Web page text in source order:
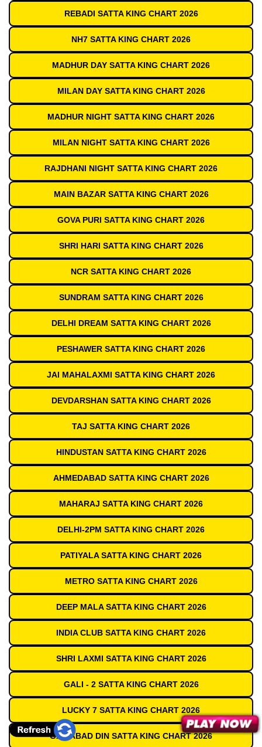
REBADI SATTA KING CHART 2026
NH7 SATTA KING CHART 2026
MADHUR DAY SATTA KING CHART 2026
MILAN DAY SATTA KING CHART 2026
MADHUR NIGHT SATTA KING CHART 2026
MILAN NIGHT SATTA KING CHART 2026
RAJDHANI NIGHT SATTA KING CHART 2026
MAIN BAZAR SATTA KING CHART 2026
GOVA PURI SATTA KING CHART 2026
SHRI HARI SATTA KING CHART 2026
NCR SATTA KING CHART 2026
SUNDRAM SATTA KING CHART 2026
DELHI DREAM SATTA KING CHART 2026
PESHAWER SATTA KING CHART 2026
JAI MAHALAXMI SATTA KING CHART 2026
DEVDARSHAN SATTA KING CHART 2026
TAJ SATTA KING CHART 2026
HINDUSTAN SATTA KING CHART 2026
AHMEDABAD SATTA KING CHART 2026
MAHARAJ SATTA KING CHART 2026
DELHI-2PM SATTA KING CHART 2026
PATIYALA SATTA KING CHART 2026
METRO SATTA KING CHART 2026
DEEP MALA SATTA KING CHART 2026
INDIA CLUB SATTA KING CHART 2026
SHRI LAXMI SATTA KING CHART 2026
GALI - 2 SATTA KING CHART 2026
LUCKY 7 SATTA KING CHART 2026
GAZIABAD DIN SATTA KING CHART 2026